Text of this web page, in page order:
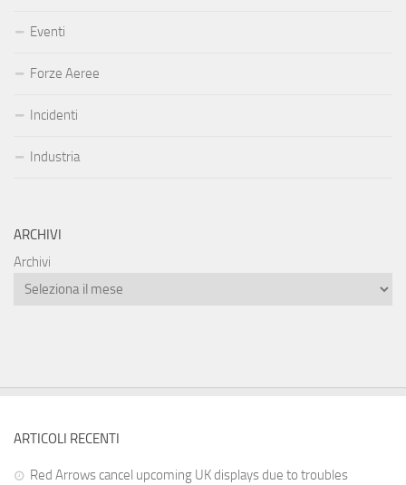
Eventi
Forze Aeree
Incidenti
Industria
ARCHIVI
Archivi
ARTICOLI RECENTI
Red Arrows cancel upcoming UK displays due to troubles